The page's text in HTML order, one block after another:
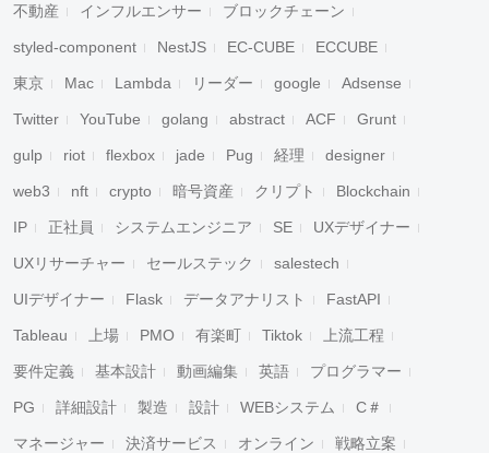
不動産 インフルエンサー ブロックチェーン
styled-component NestJS EC-CUBE ECCUBE
東京 Mac Lambda リーダー google Adsense
Twitter YouTube golang abstract ACF Grunt
gulp riot flexbox jade Pug 経理 designer
web3 nft crypto 暗号資産 クリプト Blockchain
IP 正社員 システムエンジニア SE UXデザイナー
UXリサーチャー セールステック salestech
UIデザイナー Flask データアナリスト FastAPI
Tableau 上場 PMO 有楽町 Tiktok 上流工程
要件定義 基本設計 動画編集 英語 プログラマー
PG 詳細設計 製造 設計 WEBシステム C＃
マネージャー 決済サービス オンライン 戦略立案